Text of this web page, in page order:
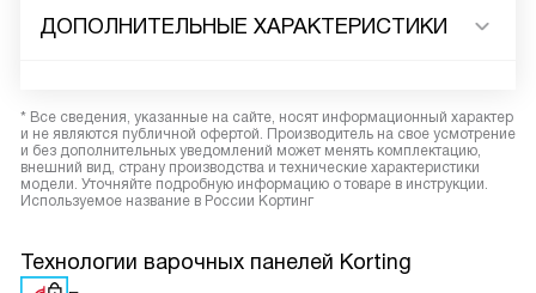
ДОПОЛНИТЕЛЬНЫЕ ХАРАКТЕРИСТИКИ
* Все сведения, указанные на сайте, носят информационный характер
и не являются публичной офертой. Производитель на свое усмотрение
и без дополнительных уведомлений может менять комплектацию,
внешний вид, страну производства и технические характеристики
модели. Уточняйте подробную информацию о товаре в инструкции.
Используемое название в России Кортинг
Технологии варочных панелей Korting